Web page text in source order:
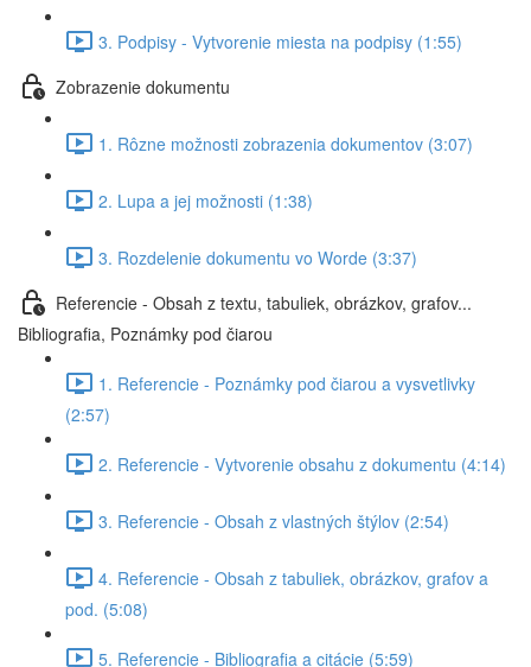
3. Podpisy - Vytvorenie miesta na podpisy (1:55)
Zobrazenie dokumentu
1. Rôzne možnosti zobrazenia dokumentov (3:07)
2. Lupa a jej možnosti (1:38)
3. Rozdelenie dokumentu vo Worde (3:37)
Referencie - Obsah z textu, tabuliek, obrázkov, grafov...
Bibliografia, Poznámky pod čiarou
1. Referencie - Poznámky pod čiarou a vysvetlivky
(2:57)
2. Referencie - Vytvorenie obsahu z dokumentu (4:14)
3. Referencie - Obsah z vlastných štýlov (2:54)
4. Referencie - Obsah z tabuliek, obrázkov, grafov a
pod. (5:08)
5. Referencie - Bibliografia a citácie (5:59)